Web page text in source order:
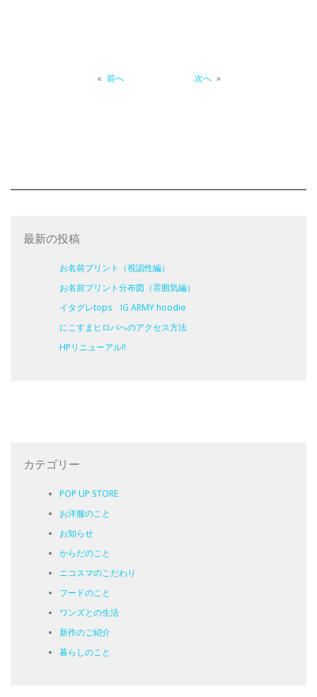
« 前へ 次へ »
最新の投稿
お名前プリント（視認性編）
お名前プリント分布図（雰囲気編）
イタグレtops IG ARMY hoodie
にこすまヒロバへのアクセス方法
HPリニューアル!!
カテゴリー
POP UP STORE
お洋服のこと
お知らせ
からだのこと
ニコスマのこだわり
フードのこと
ワンズとの生活
新作のご紹介
暮らしのこと